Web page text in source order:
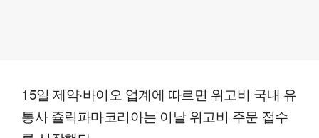
15일 제약·바이오 업계에 따르면 위고비 국내 유
통사 쥴릭파마코리아는 이날 위고비 주문 접수